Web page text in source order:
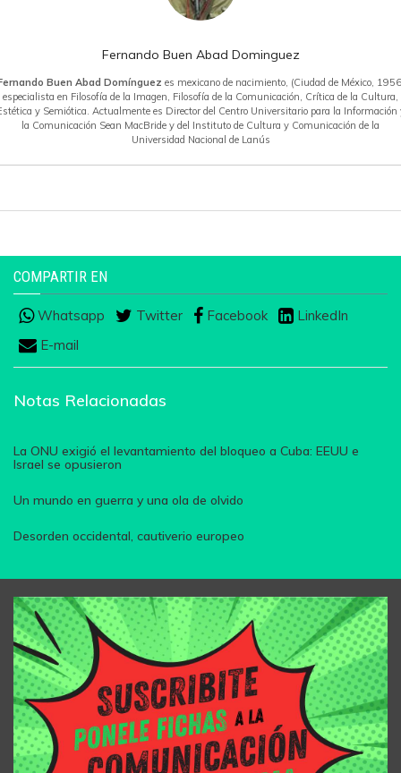
Fernando Buen Abad Dominguez
Buen Abad Domínguez es mexicano de nacimiento, (Ciudad de México,
especialista en Filosofía de la Imagen, Filosofía de la Comunicación, Crítica de la Cultura,
y Semiótica. Actualmente es Director del Centro Universitario para la Información
la Comunicación Sean MacBride y del Instituto de Cultura y Comunicación de la
Universidad Nacional de Lanús
COMPARTIR EN
Whatsapp Twitter Facebook
LinkedIn
E-mail
Notas Relacionadas
La ONU exigió el levantamiento del bloqueo a Cuba: EEUU e
Israel se opusieron
Un mundo en guerra y una ola de olvido
Desorden occidental, cautiverio europeo